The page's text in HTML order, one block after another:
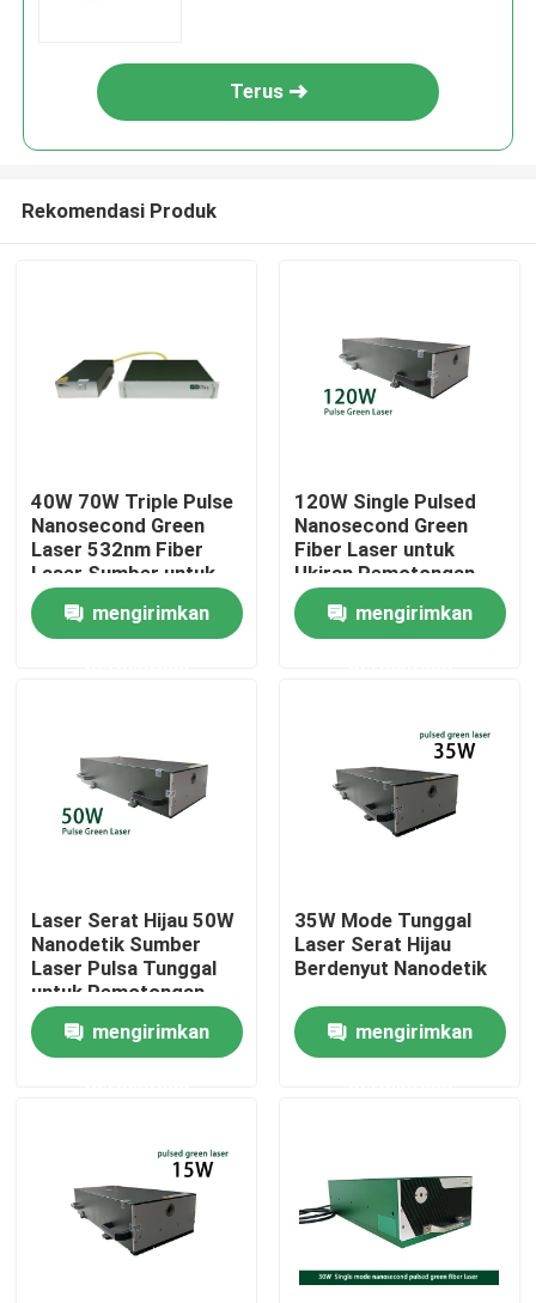
Rumah
Video
Pertunjukan VR
Tentang kami
Tur Pabrik
Kontrol kualitas
Permintaan Penawaran
Terus
Rekomendasi Produk
40W 70W Triple Pulse
Nanosecond Green
Laser 532nm Fiber
Laser Sumber untuk
pemrosesan
fotovoltaikmengirimkan
120W Single Pulsed
Nanosecond Green
Fiber Laser untuk
Ukiran Pemotongan
Penandaan
mengirimkan
Laser Serat Hijau 50W
Nanodetik Sumber
Laser Pulsa Tunggal
untuk Pemotongan
Penandaan
Mikrokemasan
mengirimkan
35W Mode Tunggal
Laser Serat Hijau
Berdenyut Nanodetik
mengirimkan